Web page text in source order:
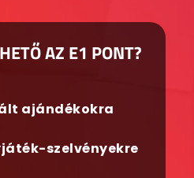
AZ E1 PONT?
ajándékokra
szelvényekre